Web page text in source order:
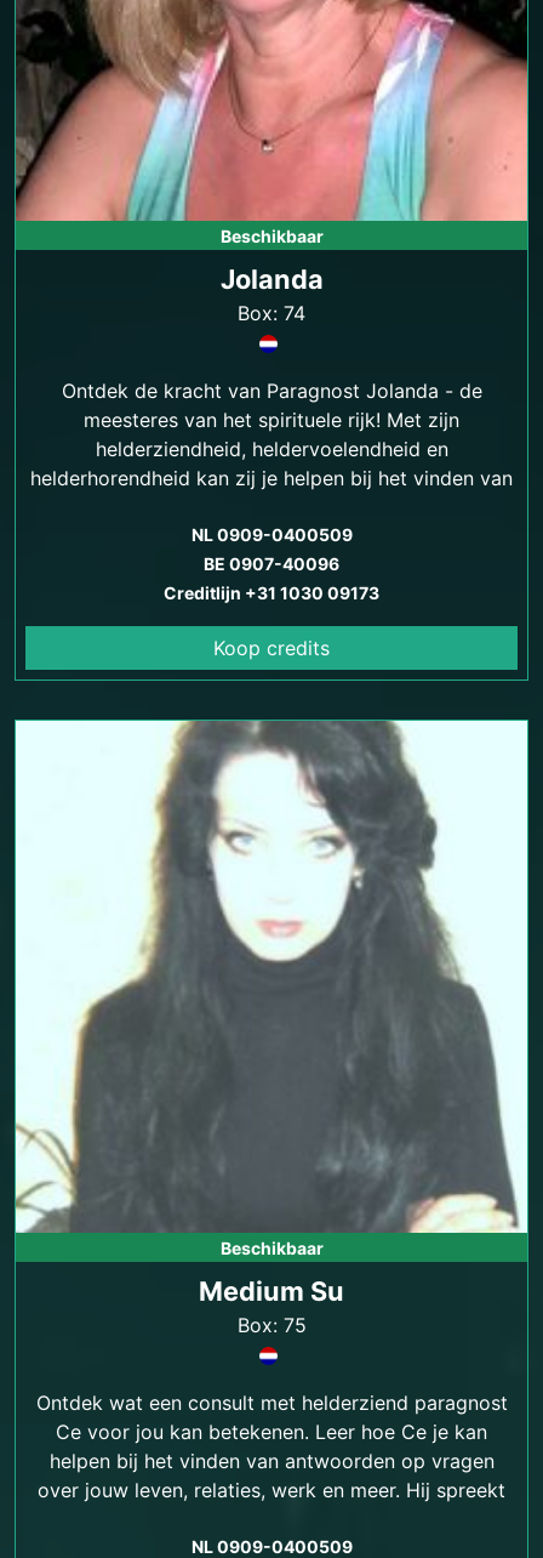
Beschikbaar
Jolanda
Box: 74
Ontdek de kracht van Paragnost Jolanda - de
meesteres van het spirituele rijk! Met zijn
helderziendheid, heldervoelendheid en
helderhorendheid kan zij je helpen bij het vinden van
emotionele en spirituele balans.
NL 0909-0400509
BE 0907-40096
Creditlijn +31 1030 09173
Koop credits
Beschikbaar
Medium Su
Box: 75
Ontdek wat een consult met helderziend paragnost
Ce voor jou kan betekenen. Leer hoe Ce je kan
helpen bij het vinden van antwoorden op vragen
over jouw leven, relaties, werk en meer. Hij spreekt
NL 0909-0400509